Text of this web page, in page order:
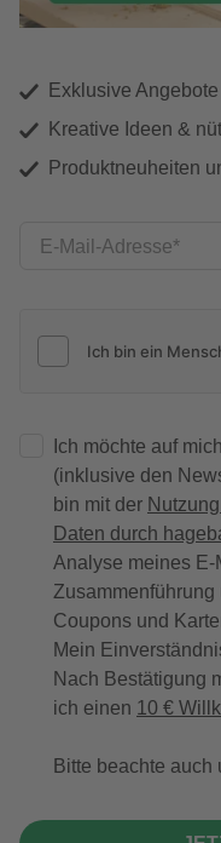
Exklusive
Kreative Ideen &
Produktneuheiten
E-Mail-Adresse
Ich möchte auf mich
(inklusive den
bin mit der
Daten durch
Analyse meines
Coupons und
Mein
Nach Bestätigung
ich einen 10 €
Bitte beachte auch